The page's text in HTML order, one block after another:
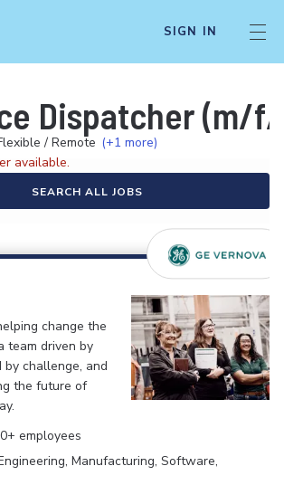
SIGN IN
Dispatcher (m/
/ Remote (+1 more)
available.
SEARCH ALL JOBS
change the
team driven by
challenge, and
the future of
employees
Manufacturing, Software,